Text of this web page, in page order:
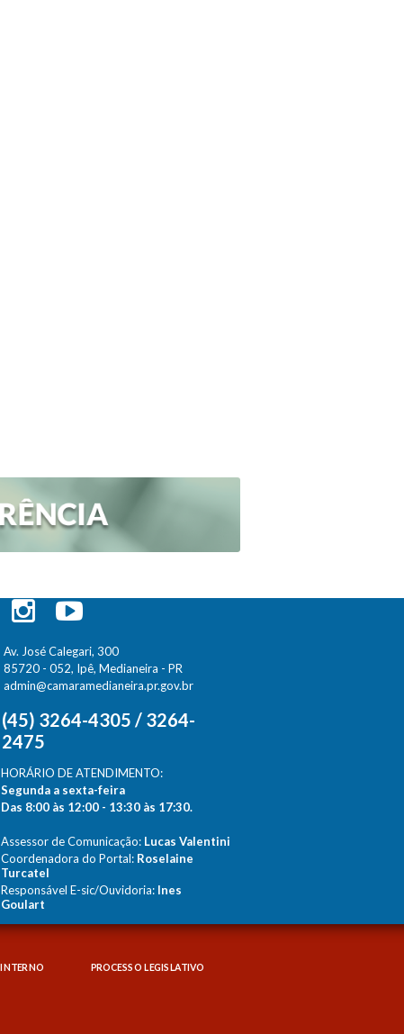
Av. José Calegari, 300
85720 - 052, Ipê, Medianeira - PR
admin@camaramedianeira.pr.gov.br
(45) 3264-4305 / 3264-
2475
HORÁRIO DE ATENDIMENTO:
Segunda a sexta-feira
Das 8:00 às 12:00 - 13:30 às 17:30.
Assessor de Comunicação: Lucas Valentini
Coordenadora do Portal: Roselaine
Turcatel
Responsável E-sic/Ouvidoria: Ines
Goulart
PROCESSO LEGISLATIVO